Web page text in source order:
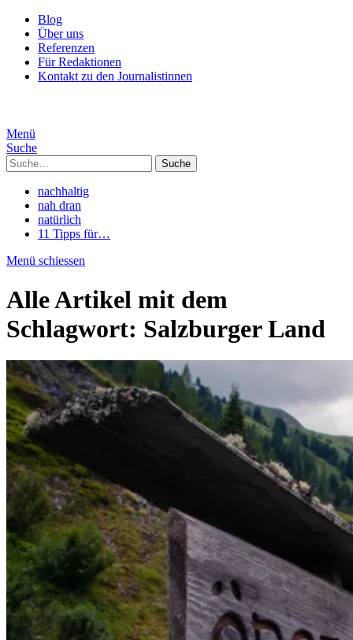
Blog
Über uns
Referenzen
Für Redaktionen
Kontakt zu den Journalistinnen
Menü
Suche
Suche
nachhaltig
nah dran
natürlich
11 Tipps für…
Menü schiessen
Alle Artikel mit dem
Schlagwort: Salzburger Land